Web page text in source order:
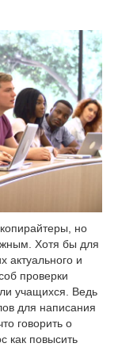
но
Хотя бы для
актуального и
проверки
учащихся. Ведь
для написания
говорить о
как повысить